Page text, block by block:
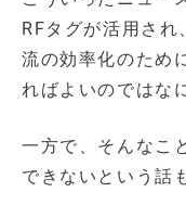
RFタグが活用さ
流の効率化のため
ればよいのではな
一方で、そんなこ
できないという話